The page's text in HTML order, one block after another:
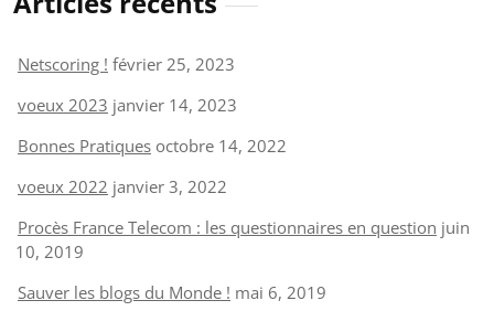
Netscoring ! février 25, 2023
voeux 2023 janvier 14, 2023
Bonnes Pratiques octobre 14, 2022
voeux 2022 janvier 3, 2022
Procès France Telecom : les questionnaires en question juin
10, 2019
Sauver les blogs du Monde ! mai 6, 2019